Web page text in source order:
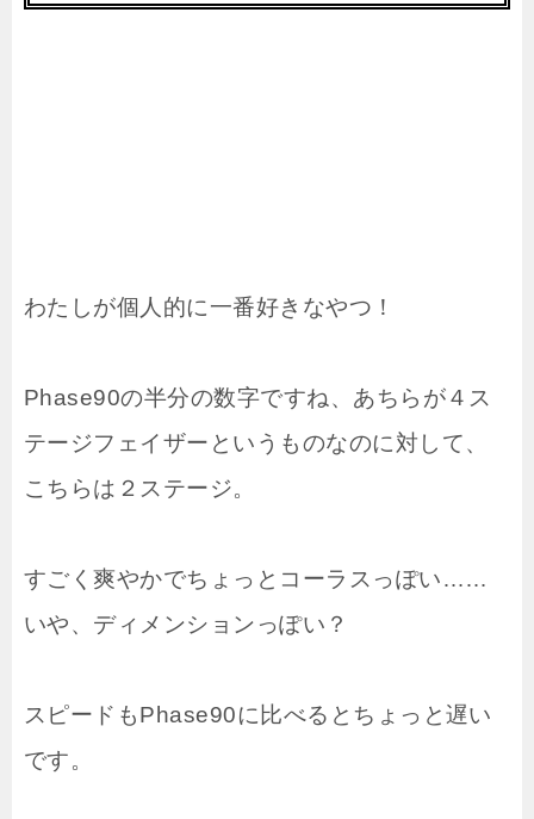
わたしが個人的に一番好きなやつ！
Phase90の半分の数字ですね、あちらが４ス
テージフェイザーというものなのに対して、
こちらは２ステージ。
すごく爽やかでちょっとコーラスっぽい……
いや、ディメンションっぽい？
スピードもPhase90に比べるとちょっと遅い
です。